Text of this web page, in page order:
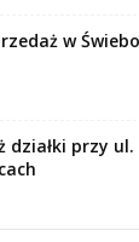
w
przy ul.